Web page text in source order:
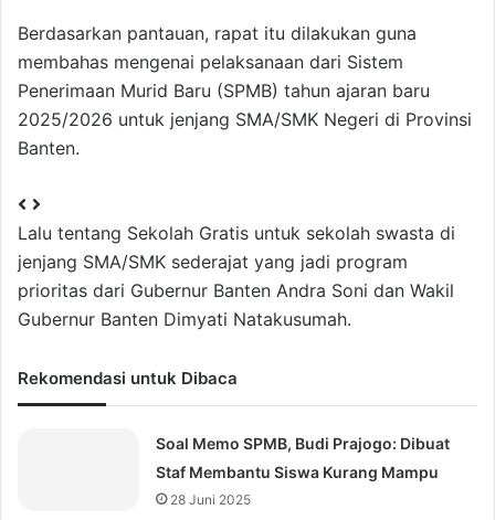
Berdasarkan pantauan, rapat itu dilakukan guna
membahas mengenai pelaksanaan dari Sistem
Penerimaan Murid Baru (SPMB) tahun ajaran baru
2025/2026 untuk jenjang SMA/SMK Negeri di Provinsi
Banten.
Lalu tentang Sekolah Gratis untuk sekolah swasta di
jenjang SMA/SMK sederajat yang jadi program
prioritas dari Gubernur Banten Andra Soni dan Wakil
Gubernur Banten Dimyati Natakusumah.
Rekomendasi untuk Dibaca
Soal Memo SPMB, Budi Prajogo: Dibuat
Staf Membantu Siswa Kurang Mampu
28 Juni 2025